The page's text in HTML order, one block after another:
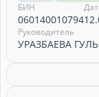
БИН
060140010794
Руководитель
УРАЗБАЕВА